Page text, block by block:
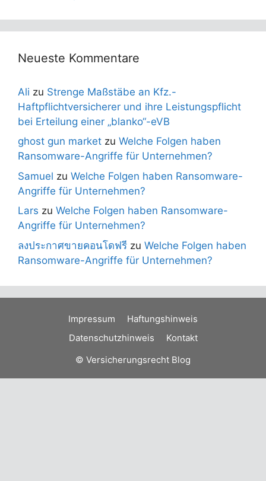
Neueste Kommentare
Ali zu Strenge Maßstäbe an Kfz.-
Haftpflichtversicherer und ihre Leistungspflicht
bei Erteilung einer „blanko“-eVB
ghost gun market zu Welche Folgen haben
Ransomware-Angriffe für Unternehmen?
Samuel zu Welche Folgen haben Ransomware-
Angriffe für Unternehmen?
Lars zu Welche Folgen haben Ransomware-
Angriffe für Unternehmen?
ลงประกาศขายคอนโดฟรี zu Welche Folgen haben
Ransomware-Angriffe für Unternehmen?
Impressum
Haftungshinweis
Datenschutzhinweis
Kontakt
© Versicherungsrecht Blog